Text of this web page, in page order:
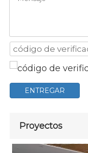
ENTREGAR
Proyectos